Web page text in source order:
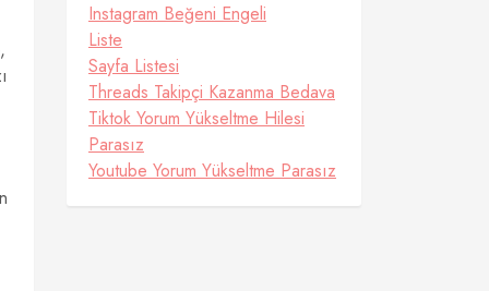
Instagram Beğeni Engeli
Liste
Sayfa Listesi
Threads Takipçi Kazanma Bedava
Tiktok Yorum Yükseltme Hilesi
Parasız
Youtube Yorum Yükseltme Parasız